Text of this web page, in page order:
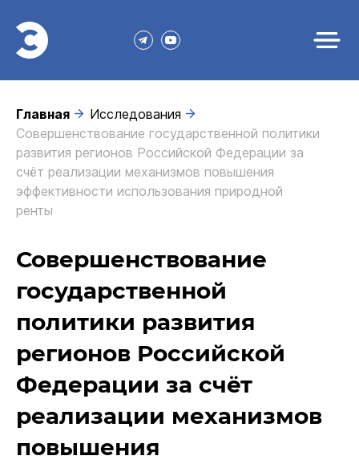
Главная
Исследования
Совершенствование государственной политики
развития регионов Российской Федерации за
счёт реализации механизмов повышения
эффективности использования природной
ренты
Совершенствование
государственной
политики развития
регионов Российской
Федерации за счёт
реализации механизмов
повышения